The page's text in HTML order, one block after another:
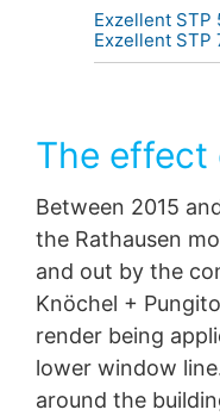
Exzellent STP
Exzellent STP
The effect
Between 2015
the Rathausen
and out by the
Knöchel +
render being
lower window
around the
písm. f DSGVO -
údajov.
cies/privacy.
V rámci YouTube
Osobné údaje sa
Odvolanie Vášho
Spracovanie údajov
možné len s Vašim
ste už udelili, môžete
zašlete napr.